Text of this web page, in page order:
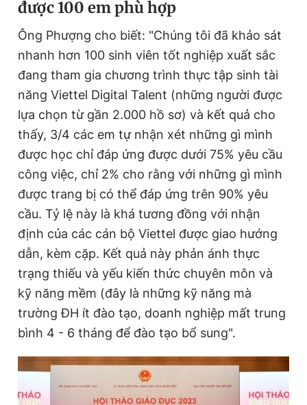
được 100 em phù hợp
Ông Phượng cho biết: "Chúng tôi đã khảo sát
nhanh hơn 100 sinh viên tốt nghiệp xuất sắc
đang tham gia chương trình thực tập sinh tài
năng Viettel Digital Talent (những người được
lựa chọn từ gần 2.000 hồ sơ) và kết quả cho
thấy, 3/4 các em tự nhận xét những gì mình
được học chỉ đáp ứng được dưới 75% yêu cầu
công việc, chỉ 2% cho rằng với những gì mình
được trang bị có thể đáp ứng trên 90% yêu
cầu. Tỷ lệ này là khá tương đồng với nhận
định của các cán bộ Viettel được giao hướng
dẫn, kèm cặp. Kết quả này phản ánh thực
trạng thiếu và yếu kiến thức chuyên môn và
kỹ năng mềm (đây là những kỹ năng mà
trường ĐH ít đào tạo, doanh nghiệp mất trung
bình 4 - 6 tháng để đào tạo bổ sung".